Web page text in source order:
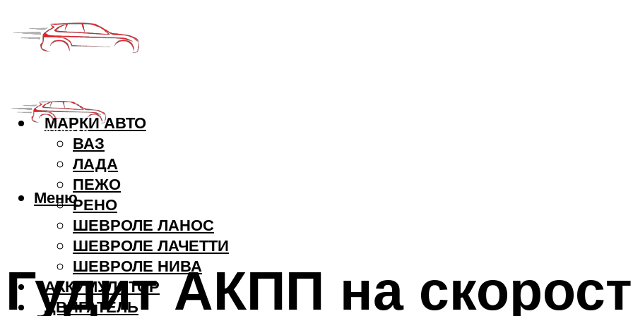
МАРКИ АВТО
ВАЗ
ЛАДА
ПЕЖО
РЕНО
ШЕВРОЛЕ ЛАНОС
ШЕВРОЛЕ ЛАЧЕТТИ
ШЕВРОЛЕ НИВА
АККУМУЛЯТОР
ДВИГАТЕЛЬ
Меню
Гудит АКПП на